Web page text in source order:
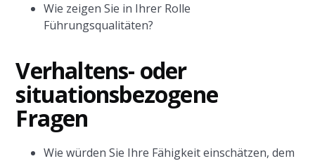
Wie zeigen Sie in Ihrer Rolle
Führungsqualitäten?
Verhaltens- oder
situationsbezogene
Fragen
Wie würden Sie Ihre Fähigkeit einschätzen, dem